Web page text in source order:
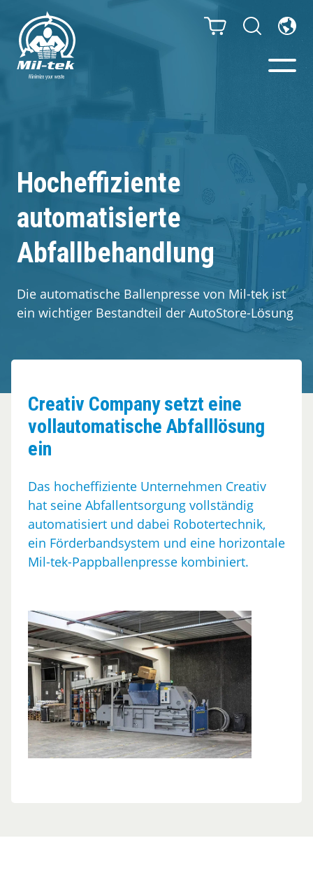
Ballenpressen & Verdichter
Webshop
Abfallsortiersystem
Ihr Unternehmen
Material
Kundenerfahrungen
Kontakt
Hocheffiziente
automatisierte
Abfallbehandlung
Die automatische Ballenpresse von Mil-tek ist
ein wichtiger Bestandteil der AutoStore-Lösung
Creativ Company setzt eine
vollautomatische Abfalllösung
ein
Das hocheffiziente Unternehmen Creativ
hat seine Abfallentsorgung vollständig
automatisiert und dabei Robotertechnik,
ein Förderbandsystem und eine horizontale
Mil-tek-Pappballenpresse kombiniert.